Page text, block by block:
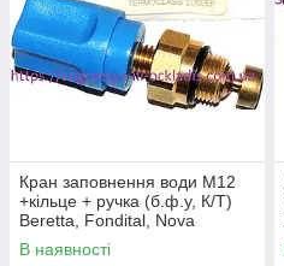
Кран заповнення води М12
+кільце + ручка (б.ф.у, К/Т)
Beretta, Fondital, Nova
Florida, арт. KZ22T, к.з.
0390/2
В наявності